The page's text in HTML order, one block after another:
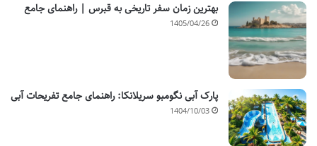
بهترین زمان سفر تاریخی به قبرس | راهنمای جامع
1405/04/26
پارک آبی نگومبو سریلانکا: راهنمای جامع تفریحات آبی
1404/10/03